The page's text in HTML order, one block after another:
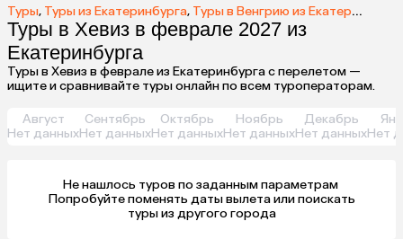
Туры, Туры из Екатеринбурга, Туры в Венгрию из Екатеринбурга
Туры в Хевиз в феврале 2027 из
Екатеринбурга
Туры в Хевиз в феврале из Екатеринбурга с перелетом —
ищите и сравнивайте туры онлайн по всем туроператорам.
Август
Нет данных
Сентябрь
Нет данных
Октябрь
Нет данных
Ноябрь
Нет данных
Декабрь
Нет данныхНет
Не нашлось туров по заданным параметрам
туры из другого города